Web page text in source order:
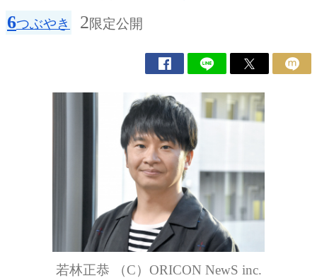
6つぶやき 2限定公開
若林正恭 （C）ORICON NewS inc.